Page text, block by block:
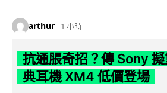
arthur 1 小時
抗通脹奇招？傳 Sony
典耳機 XM4 低價登場